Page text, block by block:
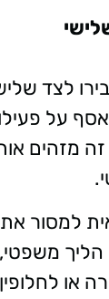
לצד
על
מזהים
למסור
או